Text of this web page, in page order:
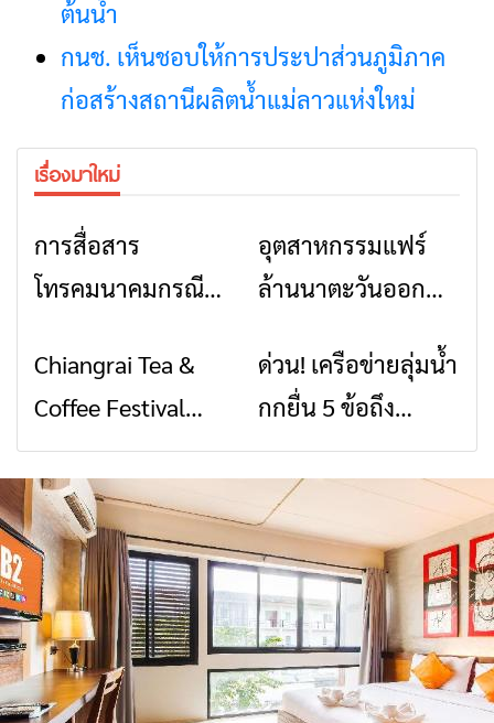
ต้นน้ำ
กนช. เห็นชอบให้การประปาส่วนภูมิภาค
ก่อสร้างสถานีผลิตน้ำแม่ลาวแห่งใหม่
เรื่องมาใหม่
การสื่อสาร
โทรคมนาคมกรณีภัย
สัญญาณขาด การ
สื่อสารต้องไม่หยุด
ข่าวเชียงราย
อุตสาหกรรมแฟร์
ล้านนาตะวันออก
สินค้าเด่น และเสน่ห์
วัฒนธรรมจาก 4
จังหวัด เชียงราย
พะเยา แพร่ และ
น่าน พร้อมชม
คอนเสิร์ตจากศิลปิน
ชื่อดังตลอด 5 วัน
ข่าวเชียงราย
Chiangrai Tea &
Coffee Festival
2026
ข่าวเชียงราย
ด่วน! เครือข่ายลุ่มน้ำ
กกยื่น 5 ข้อถึง
รัฐบาล จี้นายกฯ ลง
เชียงราย แก้วิกฤต
สารปนเปื้อนต้นน้ำ